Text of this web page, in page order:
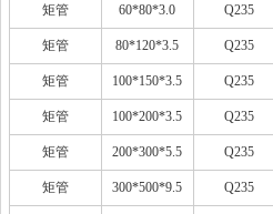
矩管 60*80*3.0 Q235
矩管 80*120*3.5 Q235
矩管 100*150*3.5 Q235
矩管 100*200*3.5 Q235
矩管 200*300*5.5 Q235
矩管 300*500*9.5 Q235